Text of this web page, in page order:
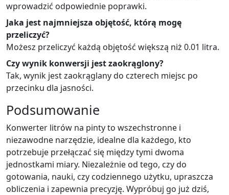
wprowadzić odpowiednie poprawki.
Jaka jest najmniejsza objętość, którą mogę
przeliczyć?
Możesz przeliczyć każdą objętość większą niż 0.01 litra.
Czy wynik konwersji jest zaokrąglony?
Tak, wynik jest zaokrąglany do czterech miejsc po
przecinku dla jasności.
Podsumowanie
Konwerter litrów na pinty to wszechstronne i
niezawodne narzędzie, idealne dla każdego, kto
potrzebuje przełączać się między tymi dwoma
jednostkami miary. Niezależnie od tego, czy do
gotowania, nauki, czy codziennego użytku, upraszcza
obliczenia i zapewnia precyzję. Wypróbuj go już dziś,